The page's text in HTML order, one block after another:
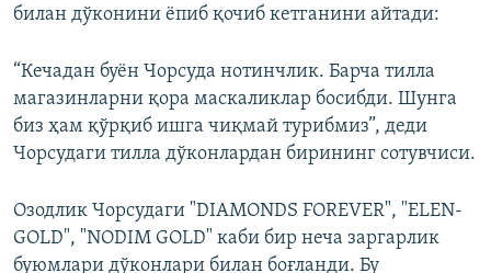
билан дўконини ёпиб қочиб кетганини айтади:
“Кечадан буён Чорсуда нотинчлик. Барча тилла
магазинларни қора маскаликлар босибди. Шунга
биз ҳам қўрқиб ишга чиқмай турибмиз”, деди
Чорсудаги тилла дўконлардан бирининг сотувчиси.
Озодлик Чорсудаги "DIAMONDS FOREVER", "ELEN-
GOLD", "NODIM GOLD" каби бир неча заргарлик
буюмлари дўконлари билан боғланди. Бу